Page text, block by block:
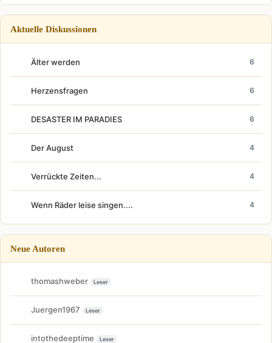
Aktuelle Diskussionen
Älter werden 6
Herzensfragen 6
DESASTER IM PARADIES 6
Der August 4
Verrückte Zeiten... 4
Wenn Räder leise singen.... 4
Neue Autoren
thomashweber Leser
Juergen1967 Leser
intothedeeptime Leser